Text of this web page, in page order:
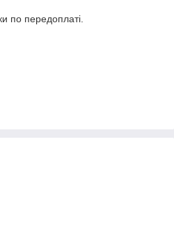
по передоплаті.